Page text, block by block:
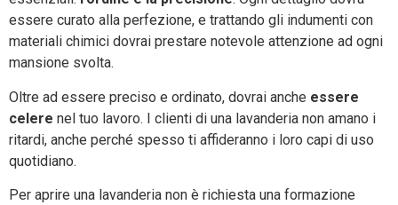
essere curato alla perfezione, e trattando gli indumenti con
materiali chimici dovrai prestare notevole attenzione ad ogni
mansione svolta.
Oltre ad essere preciso e ordinato, dovrai anche essere
celere nel tuo lavoro. I clienti di una lavanderia non amano i
ritardi, anche perché spesso ti affideranno i loro capi di uso
quotidiano.
Per aprire una lavanderia non è richiesta una formazione